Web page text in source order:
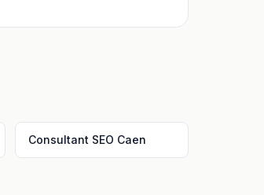
Consultant SEO Caen